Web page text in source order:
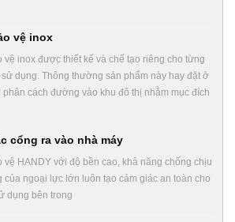
vệ inox
vệ inox được thiết kế và chế tạo riêng cho từng
sử dụng. Thông thường sản phẩm này hay đặt ở
cách đường vào khu đô thị nhằm mục đích
cổng ra vào nhà máy
vệ HANDY với độ bền cao, khả năng chống chịu
của ngoại lực lớn luôn tạo cảm giác an toàn cho
dụng bên trong